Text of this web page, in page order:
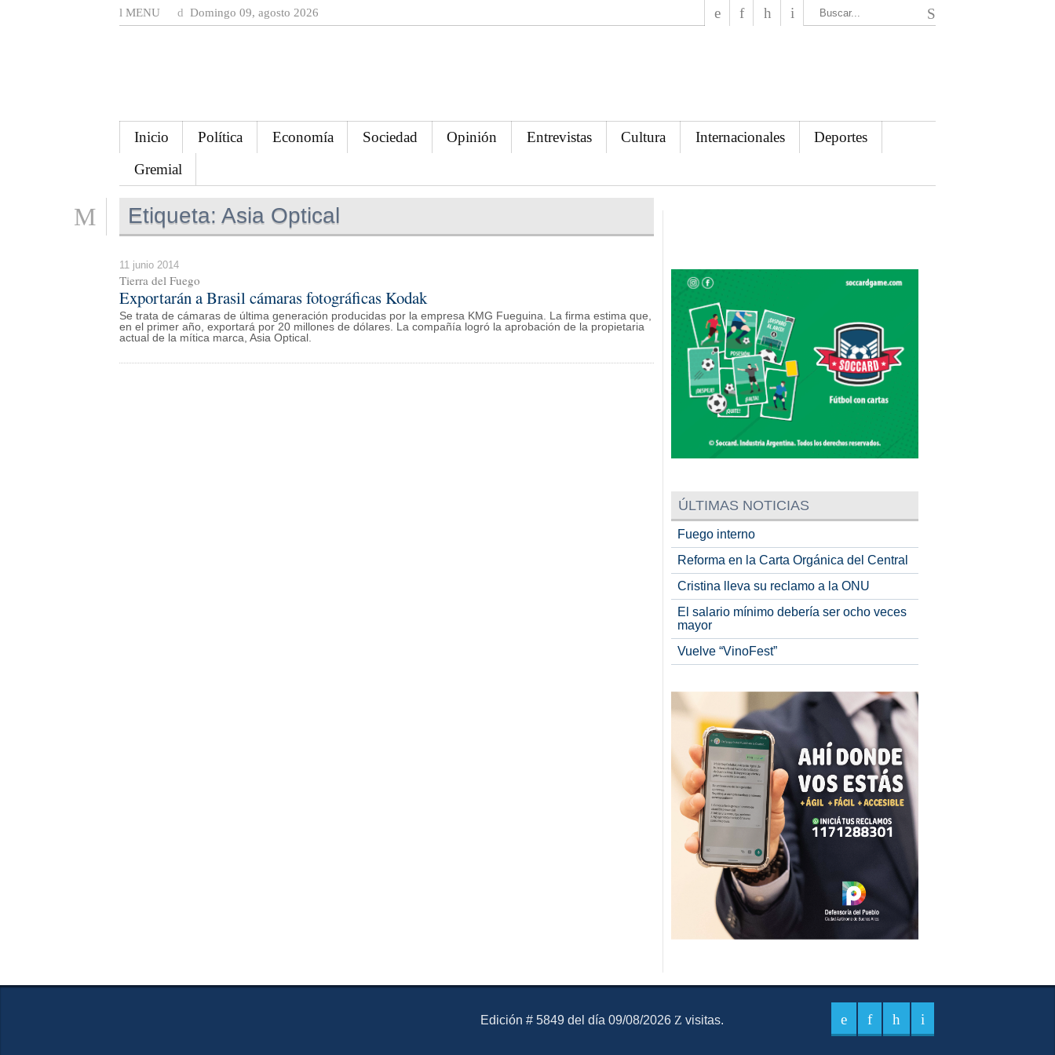
MENU Domingo 09, agosto 2026
Inicio Política Economía Sociedad Opinión Entrevistas Cultura Internacionales
Deportes
Gremial
Etiqueta: Asia Optical
11 junio 2014
Tierra del Fuego
Exportarán a Brasil cámaras fotográficas Kodak
Se trata de cámaras de última generación producidas por la empresa KMG Fueguina. La firma estima que,
en el primer año, exportará por 20 millones de dólares. La compañía logró la aprobación de la propietaria
actual de la mítica marca, Asia Optical.
ÚLTIMAS NOTICIAS
Fuego interno
Reforma en la Carta Orgánica del Central
Cristina lleva su reclamo a la ONU
El salario mínimo debería ser ocho veces
mayor
Vuelve “VinoFest”
El Mensajero Diario
Edición # 5849 del día 09/08/2026 visitas.